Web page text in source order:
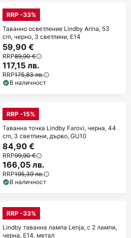
RRP -33%
Таванно осветление Lindby Arina, 53
cm, черно, 3 светлини, E14
59,90 €
RRP89,90 €
117,15 лв.
RRP175,83 лв.
В наличност
RRP -15%
Таванна точка Lindby Farovi, черна, 44
cm, 3 светлини, дърво, GU10
84,90 €
RRP99,90 €
166,05 лв.
RRP195,39 лв.
В наличност
RRP -33%
Lindby таванна лампа Lenja, с 2 лампи,
черна, E14, метал